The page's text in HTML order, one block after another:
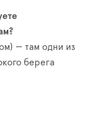
— там одни из
берега